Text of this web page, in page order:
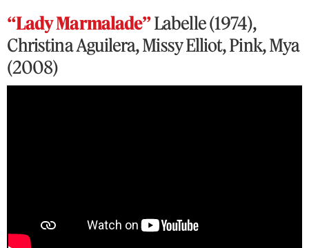
“Lady Marmalade”Labelle (1974),
Christina Aguilera, Missy Elliot, Pink, Mya
(2008)